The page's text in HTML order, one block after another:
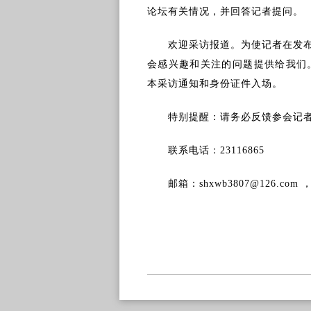
论坛有关情况，并回答记者提问。
欢迎采访报道。为使记者在发
会感兴趣和关注的问题提供给我们
本采访通知和身份证件入场。
特别提醒：请务必反馈参会记
联系电话： 23116865
邮箱： shxwb3807@126.com